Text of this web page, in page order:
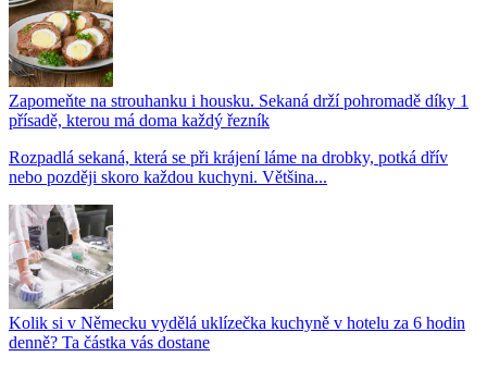
Zapomeňte na strouhanku i housku. Sekaná drží pohromadě díky 1
přísadě, kterou má doma každý řezník
Rozpadlá sekaná, která se při krájení láme na drobky, potká dřív
nebo později skoro každou kuchyni. Většina...
Kolik si v Německu vydělá uklízečka kuchyně v hotelu za 6 hodin
denně? Ta částka vás dostane